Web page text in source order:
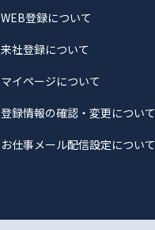
WEB登録について
来社登録について
マイページについて
登録情報の確認・変更について
お仕事メール配信設定について